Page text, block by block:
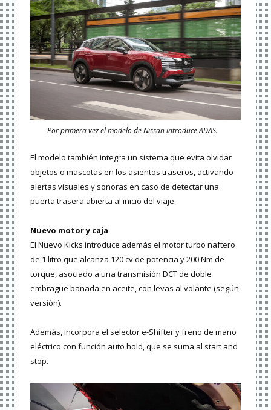
Por primera vez el modelo de Nissan introduce ADAS.
El modelo también integra un sistema que evita olvidar
objetos o mascotas en los asientos traseros, activando
alertas visuales y sonoras en caso de detectar una
puerta trasera abierta al inicio del viaje.
Nuevo motor y caja
El Nuevo Kicks introduce además el motor turbo naftero
de 1 litro que alcanza 120 cv de potencia y 200 Nm de
torque, asociado a una transmisión DCT de doble
embrague bañada en aceite, con levas al volante (según
versión).
Además, incorpora el selector e-Shifter y freno de mano
eléctrico con función auto hold, que se suma al start and
stop.